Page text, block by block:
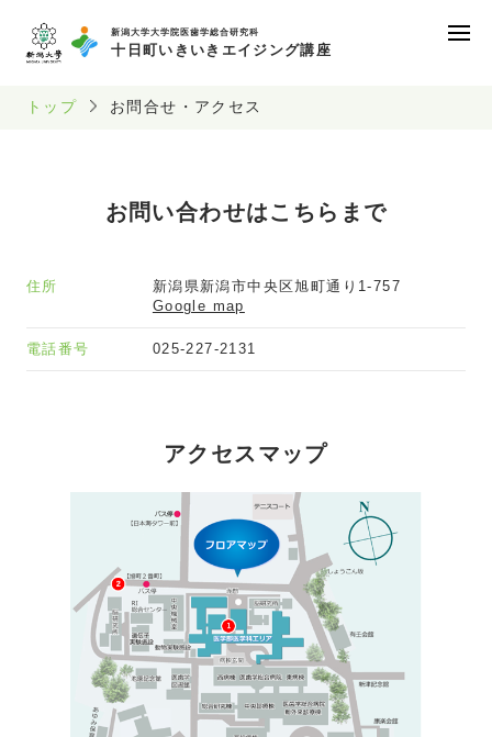
新潟大学大学院医歯学総合研究科
十日町いきいきエイジング講座
トップ お問合せ・アクセス
お問い合わせはこちらまで
住所
新潟県新潟市中央区旭町通り1-757
Google map
電話番号 025-227-2131
アクセスマップ